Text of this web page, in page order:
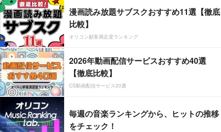
漫画読み放題サブスクおすすめ11選【徹底
比較】
オリコン顧客満足度ランキング
2026年動画配信サービスおすすめ40選
【徹底比較】
CS動画配信サービス20選
毎週の音楽ランキングから、ヒットの推移
をチェック！